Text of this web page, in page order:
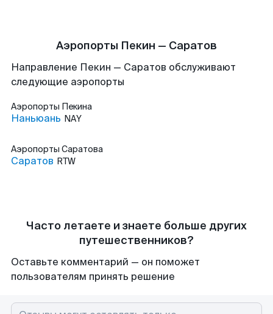
Аэропорты Пекин — Саратов
Направление Пекин — Саратов обслуживают
следующие аэропорты
Аэропорты Пекина
Наньюань NAY
Аэропорты Саратова
Саратов RTW
Часто летаете и знаете больше других
путешественников?
Оставьте комментарий — он поможет
пользователям принять решение